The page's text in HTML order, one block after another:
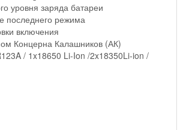
уровня заряда батареи
последнего режима
включения
Концерна Калашников (АК)
/ 1x18650 Li-Ion /2x18350Li-ion /